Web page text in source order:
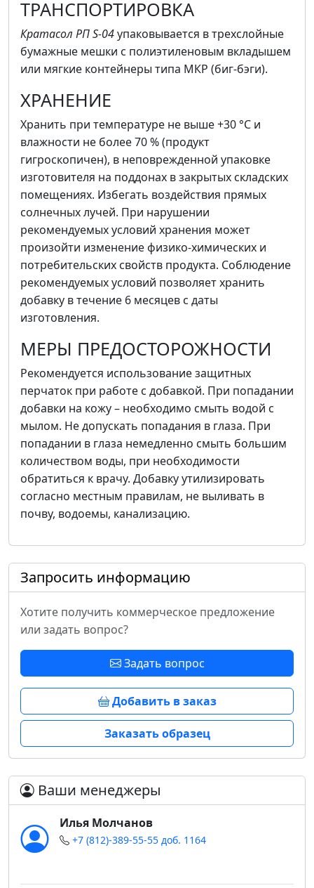
ТРАНСПОРТИРОВКА
Кратасол РП S-04упаковывается в трехслойные
бумажные мешки с полиэтиленовым вкладышем
или мягкие контейнеры типа МКР (биг-бэги).
ХРАНЕНИЕ
Хранить при температуре не выше +30 °С и
влажности не более 70 % (продукт
гигроскопичен), в неповрежденной упаковке
изготовителя на поддонах в закрытых складских
помещениях. Избегать воздействия прямых
солнечных лучей. При нарушении
рекомендуемых условий хранения может
произойти изменение физико-химических и
потребительских свойств продукта. Соблюдение
рекомендуемых условий позволяет хранить
добавку в течение 6 месяцев с даты
изготовления.
МЕРЫ ПРЕДОСТОРОЖНОСТИ
Рекомендуется использование защитных
перчаток при работе с добавкой. При попадании
добавки на кожу – необходимо смыть водой с
мылом. Не допускать попадания в глаза. При
попадании в глаза немедленно смыть большим
количеством воды, при необходимости
обратиться к врачу. Добавку утилизировать
согласно местным правилам, не выливать в
почву, водоемы, канализацию.
Запросить информацию
Хотите получить коммерческое предложение
или задать вопрос?
Задать вопрос
Добавить в заказ
Заказать образец
Ваши менеджеры
Илья Молчанов
+7 (812)-389-55-55 доб. 1164